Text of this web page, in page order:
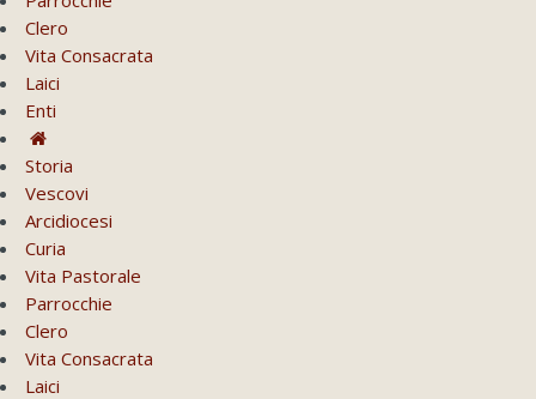
Clero
Vita Consacrata
Laici
Enti
Storia
Vescovi
Arcidiocesi
Curia
Vita Pastorale
Parrocchie
Clero
Vita Consacrata
Laici